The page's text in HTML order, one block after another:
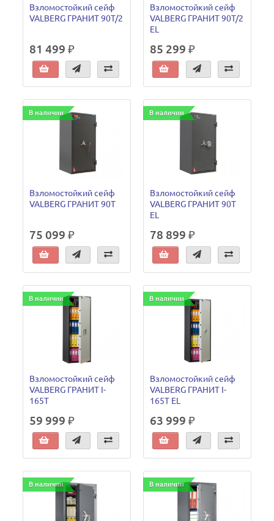
Взломостойкий сейф
VALBERG ГРАНИТ 90T/2
81 499 ₽
Взломостойкий сейф
VALBERG ГРАНИТ 90T/2
EL
85 299 ₽
В наличии
Взломостойкий сейф
VALBERG ГРАНИТ 90Т
75 099 ₽
В наличии
Взломостойкий сейф
VALBERG ГРАНИТ 90Т
EL
78 899 ₽
В наличии
Взломостойкий сейф
VALBERG ГРАНИТ I-
165T
59 999 ₽
В наличии
Взломостойкий сейф
VALBERG ГРАНИТ I-
165T EL
63 999 ₽
В наличии В наличии